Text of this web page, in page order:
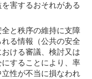
害するおそれがある
と秩序の維持に支障
る情報（公共の安全
ける審議、検討又は
することにより、率
性が不当に損なわれ